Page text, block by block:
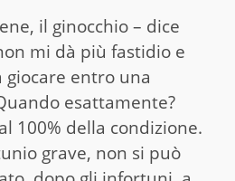
il ginocchio – dice
mi dà più fastidio e
entro una
esattamente?
100% della condizione.
grave, non si può